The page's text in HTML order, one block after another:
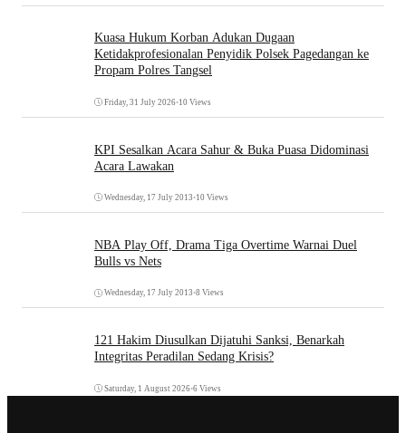
Kuasa Hukum Korban Adukan Dugaan
Ketidakprofesionalan Penyidik Polsek Pagedangan ke
Propam Polres Tangsel
Friday, 31 July 2026•10 Views
KPI Sesalkan Acara Sahur & Buka Puasa Didominasi
Acara Lawakan
Wednesday, 17 July 2013 •10 Views
NBA Play Off, Drama Tiga Overtime Warnai Duel
Bulls vs Nets
Wednesday, 17 July 2013 •8 Views
121 Hakim Diusulkan Dijatuhi Sanksi, Benarkah
Integritas Peradilan Sedang Krisis?
Saturday, 1 August 2026•6 Views